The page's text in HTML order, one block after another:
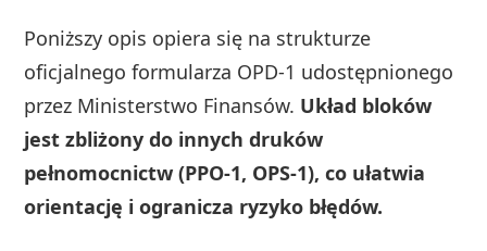
Poniższy opis opiera się na strukturze
oficjalnego formularza OPD‑1 udostępnionego
przez Ministerstwo Finansów. Układ bloków
jest zbliżony do innych druków
pełnomocnictw (PPO‑1, OPS‑1), co ułatwia
orientację i ogranicza ryzyko błędów.